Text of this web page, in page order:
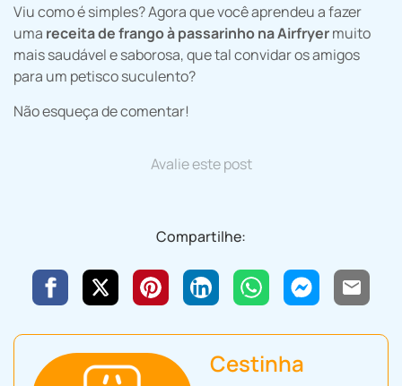
Viu como é simples? Agora que você aprendeu a fazer
uma receita de frango à passarinho na Airfryermuito
mais saudável e saborosa, que tal convidar os amigos
para um petisco suculento?
Não esqueça de comentar!
Avalie este post
Compartilhe:
Cestinha